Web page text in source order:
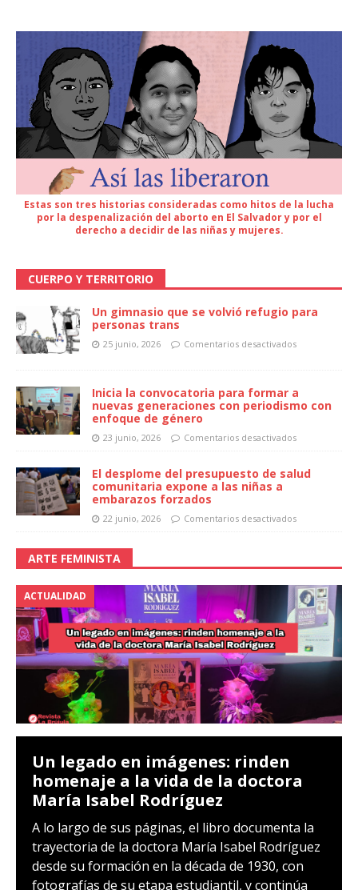
Estas son tres historias consideradas como hitos de la lucha
por la despenalización del aborto en El Salvador y por el
derecho a decidir de las niñas y mujeres.
CUERPO Y TERRITORIO
Un gimnasio que se volvió refugio para
personas trans
25 junio, 2026 Comentarios desactivados
Inicia la convocatoria para formar a
nuevas generaciones con periodismo con
enfoque de género
23 junio, 2026 Comentarios desactivados
El desplome del presupuesto de salud
comunitaria expone a las niñas a
embarazos forzados
22 junio, 2026 Comentarios desactivados
ARTE FEMINISTA
ACTUALIDAD
Un legado en imágenes: rinden
homenaje a la vida de la doctora
María Isabel Rodríguez
A lo largo de sus páginas, el libro documenta la
trayectoria de la doctora María Isabel Rodríguez
desde su formación en la década de 1930, con
fotografías de su etapa estudiantil, y continúa